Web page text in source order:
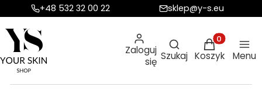
+48 532 32 00 22 sklep@y-s.eu
Zaloguj
się
Otwórz
Szukaj
Produkty w
Koszyk Menu